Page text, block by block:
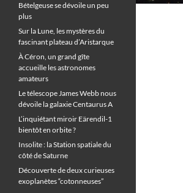
Bételgeuse se dévoile un peu
plus
Sur la Lune, les mystères du
fascinant plateau d’Aristarque
À Céron, un grand gîte
accueille les astronomes
amateurs
Le télescope James Webb nous
dévoile la galaxie Centaurus A
L’inquiétant miroir Eärendil-1
bientôt en orbite ?
Insolite : la Station spatiale du
côté de Saturne
Découverte de deux curieuses
exoplanètes “cotonneuses”